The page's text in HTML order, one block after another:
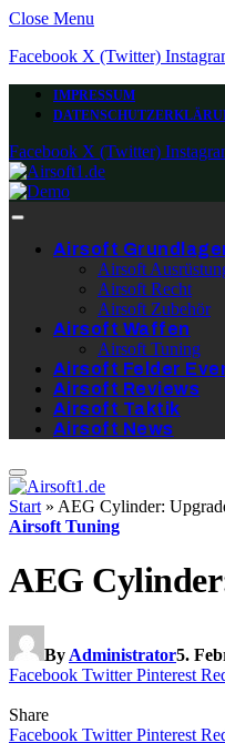
Close Menu
Facebook X (Twitter)
IMPRESSUM
Facebook X (Twitter)
Airsoft
Airsoft
Airsoft Recht
Airsoft Zubehör
Airsoft Waffen
Airsoft Tuning
Airsoft Felder
Airsoft Reviews
Airsoft Taktik
Airsoft News
Start » AEG Cylinder:
Airsoft Tuning
AEG
By Administrator5.
Facebook Twitter Pinterest
Share
Facebook Twitter Pinterest